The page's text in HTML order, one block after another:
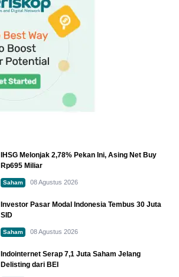
IHSG Melonjak 2,78% Pekan Ini, Asing Net Buy
Rp695 Miliar
Saham 08 Agustus 2026
Investor Pasar Modal Indonesia Tembus 30 Juta
SID
Saham 08 Agustus 2026
Indointernet Serap 7,1 Juta Saham Jelang
Delisting dari BEI